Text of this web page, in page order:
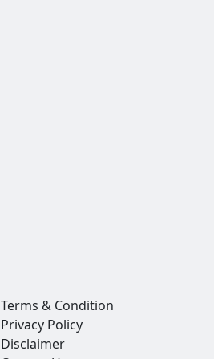
Terms & Condition
Privacy Policy
Disclaimer